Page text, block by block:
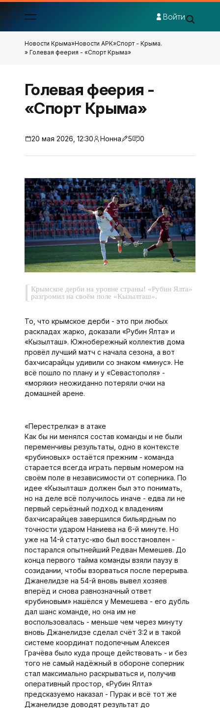
Войти
Новости Крыма»Новости АРК»Спорт - Крыма.
» Голевая феерия - «Спорт Крыма»
Голевая феерия -
«Спорт Крыма»
20 мая 2026, 12:30 Нонна 5 0
Крымское дерби на уровне страны! «Рубин Ялта»
разгромил на своём поле «Кызылташ».
То, что крымское дерби - это при любых
раскладах жарко, доказали «Рубин Ялта» и
«Кызылташ». Южнобережный коллектив дома
провёл лучший матч с начала сезона, а вот
бахчисарайцы удивили со знаком «минус». Не
всё пошло по плану и у «Севастополя» -
«моряки» неожиданно потеряли очки на
домашней арене.
«Перестрелка» в атаке
Как бы ни менялся состав команды и не были
переменчивы результаты, одно в контексте
«рубиновых» остаётся прежним - команда
старается всегда играть первым номером на
своём поле в независимости от соперника. По
идее «Кызылташ» должен был это понимать,
но на деле всё получилось иначе - едва ли не
первый серьёзный подход к владениям
бахчисарайцев завершился бильярдным по
точности ударом Наниева на 6-й минуте. Но
уже на 14-й статус-кво был восстановлен -
постарался опытнейший Редван Мемешев. До
конца первого тайма команды взяли паузу в
созидании, чтобы взорваться после перерыва.
Джанелидзе на 54-й вновь вывел хозяев
вперёд и снова равнозначный ответ
«рубиновым» нашёлся у Мемешева - его дубль
дал шанс команде, но она им не
воспользовалась - меньше чем через минуту
вновь Джанелидзе сделал счёт 3:2 и в такой
системе координат подопечным Алексея
Грачёва было куда проще действовать - и без
того не самый надёжный в обороне соперник
стал максимально раскрываться и, получив
оперативный простор, «Рубин Ялта»
предсказуемо наказал - Пурак и всё тот же
Джанелидзе доводят результат до